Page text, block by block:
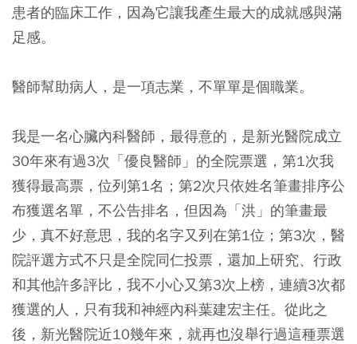
患者的臨床工作，因為它讓我產生最大的成就感與滿
足感。
醫師幫助病人，是一項志業，不單單是個職業。
我是一名心臟內科醫師，最得意的，是新光醫院成立
30年來有過3次「優良醫師」的全院票選，第1次我
獲得最高票，位列第1名；第2次只依姓名筆畫排序公
布獲選名單，不公告排名，但因為「洪」的筆畫最
少，真不好意思，我的名字又列在第1位；第3次，醫
院評選方式不只是全院同仁投票，還加上研究、行政
和其他許多評比，我不小心又第3次上榜，連續3次都
獲選的人，只有我和神經內科葉建宏主任。從此之
後，新光醫院近10幾年來，就再也沒舉行過這種票選